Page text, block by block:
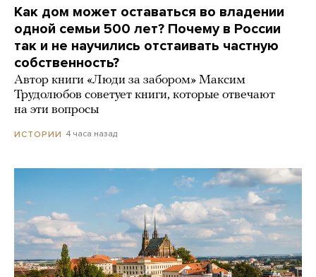
Как дом может оставаться во владении
одной семьи 500 лет? Почему в России
так и не научились отстаивать частную
собственность?
Автор книги «Люди за забором» Максим
Трудолюбов советует книги, которые отвечают
на эти вопросы
ИСТОРИИ 4 часа назад